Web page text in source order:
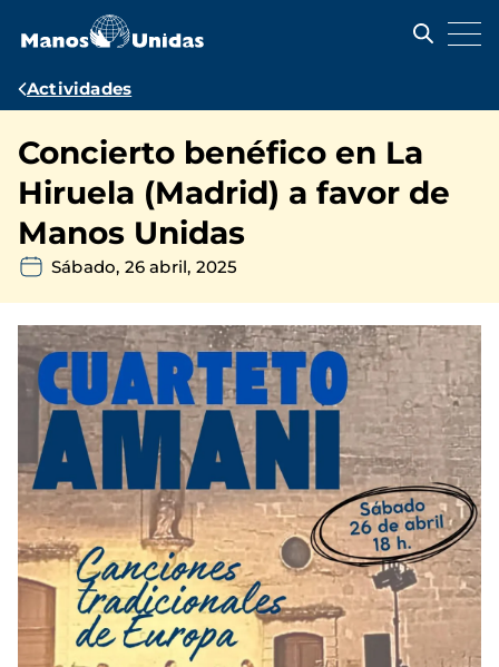
contenido
Ruta
navegación
Actividades
Concierto benéfico en La
Hiruela (Madrid) a favor de
Manos Unidas
Sábado, 26 abril, 2025